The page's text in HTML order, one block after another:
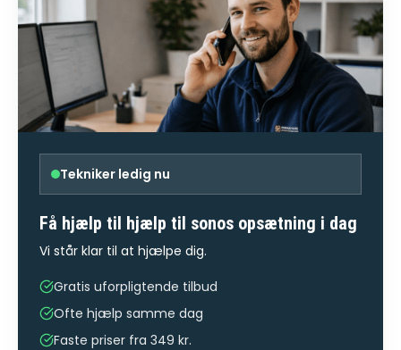
Tekniker ledig nu
Få hjælp til hjælp til sonos opsætning i dag
Vi står klar til at hjælpe dig.
Gratis uforpligtende tilbud
Ofte hjælp samme dag
Faste priser fra 349 kr.